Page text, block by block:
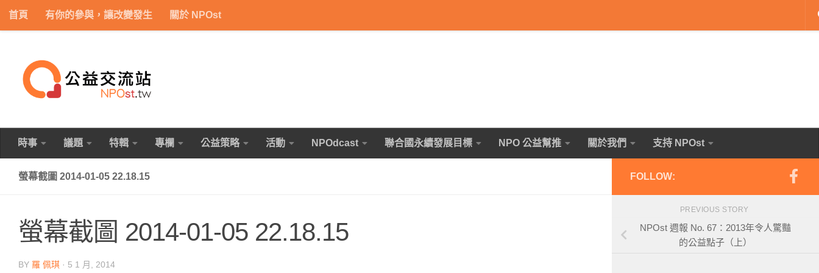
Skip to content
首頁 有你的參與，讓改變發生 關於 NPOst
時事 議題 特輯 專欄 公益策略 活動 NPOdcast 聯合國永續發展目標 NPO 公益幫推 關於我們 支持 NPOst
螢幕截圖 2014-01-05 22.18.15
螢幕截圖 2014-01-05 22.18.15
BY 羅 佩琪 · 5 1 月, 2014
FOLLOW:
PREVIOUS STORY
NPOst 週報 No. 67：2013年令人驚豔
的公益點子（上）